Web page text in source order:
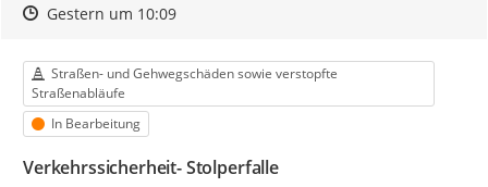
Zeitpunkt des Erstellens
Zeitpunkt des Erstellens
Gestern um 10:09Zur Äußerung
Kategorie
Straßen- und Gehwegschäden sowie verstopfte
Straßenabläufe
Status
In Bearbeitung
Verkehrssicherheit- Stolperfalle